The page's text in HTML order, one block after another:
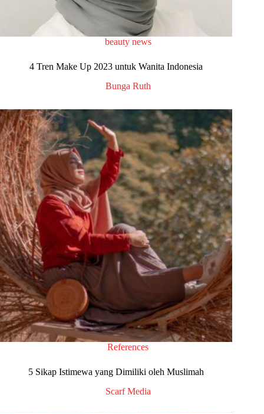
beauty news
4 Tren Make Up 2023 untuk Wanita Indonesia
Bunga Ruth
References
5 Sikap Istimewa yang Dimiliki oleh Muslimah
Scarf Media